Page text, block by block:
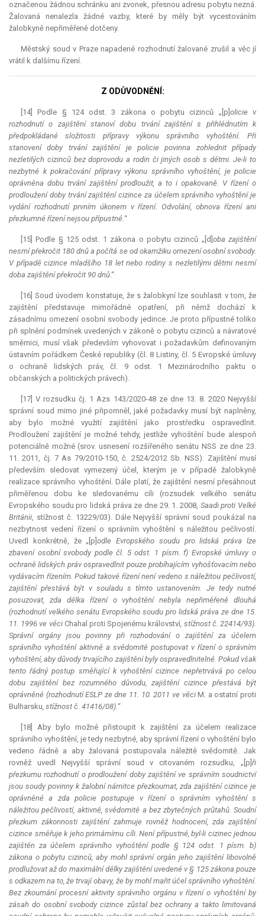
označenou žádnou schránku ani zvonek, přesnou adresu pobytu nezná.
Žalovaná nenalezla žádné vazby, které by měly být vycestováním
žalobkyně nepřiměřeně dotčeny.
Městský soud v Praze napadené rozhodnutí žalované zrušil a věc jí
vrátil k dalšímu řízení.
Z ODŮVODNĚNÍ:
[14] Podle § 124 odst. 3 zákona o pobytu cizinců „[p] olicie v
rozhodnutí o zajištění stanoví dobu trvání zajištění s přihlédnutím k
předpokládané složitosti přípravy výkonu správního vyhoštění. Při
stanovení doby trvání zajištění je policie povinna zohlednit případy
nezletilých cizinců bez doprovodu a rodin či jiných osob s dětmi. Je-li to
nezbytné k pokračování přípravy výkonu správního vyhoštění, je policie
oprávněna dobu trvání zajištění prodloužit, a to i opakovaně. V řízení o
prodloužení doby trvání zajištění cizince za účelem správního vyhoštění je
vydání rozhodnutí prvním úkonem v řízení. Odvolání, obnova řízení ani
přezkumné řízení nejsou přípustné.“
[15] Podle § 125 odst. 1 zákona o pobytu cizinců „[d] oba zajištění
nesmí překročit 180 dnů a počítá se od okamžiku omezení osobní svobody.
V případě cizince mladšího 18 let nebo rodiny s nezletilými dětmi nesmí
doba zajištění překročit 90 dnů.“
[16] Soud úvodem konstatuje, že s žalobkyní lze souhlasit v tom, že
zajištění představuje mimořádné opatření, při němž dochází k
zásadnímu omezení osobní svobody jedince. Je proto přípustné toliko
při splnění podmínek uvedených v zákoně o pobytu cizinců a návratové
směrnici, musí však především vyhovovat i požadavkům definovaným
ústavním pořádkem České republiky (čl. 8 Listiny, čl. 5 Evropské úmluvy
o ochraně lidských práv, čl. 9 odst. 1 Mezinárodního paktu o
občanských a politických právech).
[17] V rozsudku čj. 1 Azs 143/2020-48 ze dne 13. 8. 2020 Nejvyšší
správní soud mimo jiné připomněl, jaké požadavky musí být naplněny,
aby bylo možné využití zajištění jako prostředku ospravedlnit.
Prodloužení zajištění je možné tehdy, jestliže vyhoštění bude alespoň
potenciálně možné (srov. usnesení rozšířeného senátu NSS ze dne 23.
11. 2011, čj. 7 As 79/2010-150, č. 2524/2012 Sb. NSS). Zajištění musí
především sledovat vymezený účel, kterým je v případě žalobkyně
realizace správního vyhoštění. Dále platí, že zajištění nesmí přesáhnout
přiměřenou dobu ke sledovanému cíli (rozsudek velkého senátu
Evropského soudu pro lidská práva ze dne 29. 1. 2008, Saadi proti Velké
Británii, stížnost č. 13229/03). Dále Nejvyšší správní soud poukázal na
nezbytnost vedení řízení o správním vyhoštění s náležitou pečlivostí.
Uvedl konkrétně, že „[p]odle Evropského soudu pro lidská práva lze
zbavení osobní svobody podle čl. 5 odst. 1 písm. f) Evropské úmluvy o
ochraně lidských práv ospravedlnit pouze probíhajícím vyhošťovacím nebo
vydávacím řízením. Pokud takové řízení není vedeno s náležitou pečlivostí,
zajištění přestává být v souladu s tímto ustanovením. Je tedy nutné
posuzovat, zda délka řízení o vyhoštění nebyla nepřiměřeně dlouhá
(rozhodnutí velkého senátu Evropského soudu pro lidská práva ze dne 15.
11. 1996 ve věci Chahal proti Spojenému království, stížnost č. 22414/93).
Správní orgány jsou povinny při rozhodování o zajištění za účelem
správního vyhoštění aktivně a svědomitě postupovat v řízení o správním
vyhoštění, aby důvody trvajícího zajištění byly ospravedlnitelné. Pokud však
tento řádný postup směřující k vyhoštění cizince nepřetrvává po celou
dobu zajištění bez rozumného důvodu, zajištění cizince přestává být
oprávněné (rozhodnutí ESLP ze dne 11. 10. 2011 ve věciM. a ostatní proti
Bulharsku, stížnost č. 41416/08).“
[18] Aby bylo možné přistoupit k zajištění za účelem realizace
správního vyhoštění, je tedy nezbytné, aby správní řízení o vyhoštění bylo
vedeno řádně a aby žalovaná postupovala náležitě svědomitě. Jak
rovněž uvedl Nejvyšší správní soud v citovaném rozsudku, „[p] ři
přezkumu rozhodnutí o prodloužení doby zajištění ve správním soudnictví
jsou soudy povinny k žalobní námitce přezkoumat, zda zajištění cizince je
oprávněné a zda policie postupuje v řízení o správním vyhoštění s
náležitou pečlivostí, aktivně, svědomitě a bez zbytečných průtahů. Soudní
přezkum zákonnosti zajištění zahrnuje rovněž hodnocení, zda zajištění
cizince směřuje k jeho primárnímu cíli. Není přípustné, byl-li cizinec jednou
zajištěn za účelem správního vyhoštění podle § 124 odst. 1 písm. b)
zákona o pobytu cizinců, aby mohl správní orgán jeho zajištění libovolně
prodlužovat až do maximální délky zajištění uvedené v § 125 zákona pouze
s odkazem na to, že trvají obavy, že by mohl mařit účel správního vyhoštění.
Bez zkoumání procesní aktivity správního orgánu v řízení o vyhoštění by
zásah do osobní svobody cizince zůstal bez ochrany a takto limitovaná